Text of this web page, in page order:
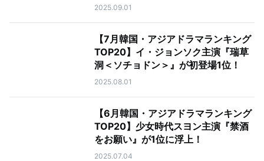
2025.09.01
【7月韓国・アジアドラマランキング
TOP20】イ・ジョンソク主演『瑞草
洞＜ソチョドン＞』が初登場1位！
2025.08.01
【6月韓国・アジアドラマランキング
TOP20】少女時代スヨン主演『禁酒
をお願い』が1位に浮上！
2025.07.04